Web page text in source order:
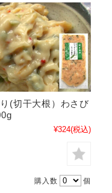
(切干大根）わさび
¥324(税込)
購入数 個